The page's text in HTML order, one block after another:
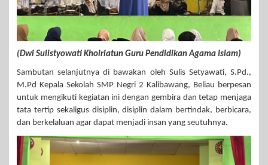
(Dwi Sulistyowati Khoiriatun Guru Pendidikan Agama Islam)
Sambutan selanjutnya di bawakan oleh Sulis Setyawati, S.Pd.,
M.Pd Kepala Sekolah SMP Negri 2 Kalibawang, Beliau berpesan
untuk mengikuti kegiatan ini dengan gembira dan tetap menjaga
tata tertip sekaligus disiplin, disiplin dalam bertindak, berbicara,
dan berkelaluan agar dapat menjadi insan yang seutuhnya.